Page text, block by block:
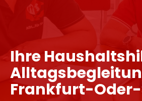
Ihre
Frankfurt-